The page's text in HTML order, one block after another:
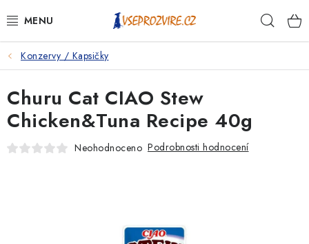
na
PSI
KOČKY
KONĚ
Konzervy / Kapsičky
Churu Cat CIAO Stew
Chicken&Tuna Recipe 40g
Neohodnoceno Podrobnosti hodnocení